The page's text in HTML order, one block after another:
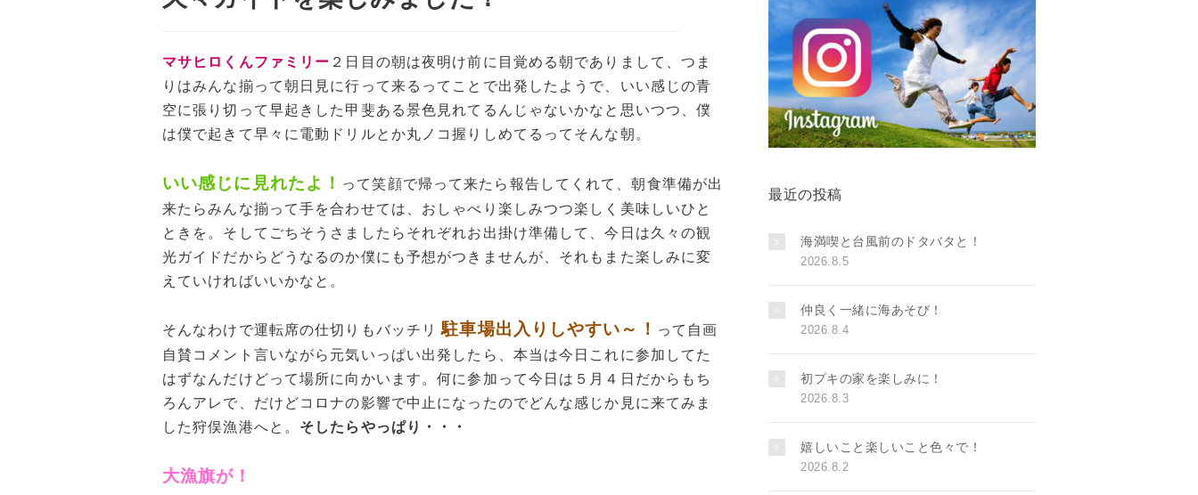
マサヒロくんファミリー ２日目の朝は夜明け前に目覚める朝でありまして、つま
りはみんな揃って朝日見に行って来るってことで出発したようで、いい感じの青
空に張り切って早起きした甲斐ある景色見れてるんじゃないかなと思いつつ、僕
は僕で起きて早々に電動ドリルとか丸ノコ握りしめてるってそんな朝。
いい感じに見れたよ！ って笑顔で帰って来たら報告してくれて、朝食準備が出
来たらみんな揃って手を合わせては、おしゃべり楽しみつつ楽しく美味しいひと
ときを。そしてごちそうさましたらそれぞれお出掛け準備して、今日は久々の観
光ガイドだからどうなるのか僕にも予想がつきませんが、それもまた楽しみに変
えていければいいかなと。
そんなわけで運転席の仕切りもバッチリ駐車場出入りしやすい～！ って自画
自賛コメント言いながら元気いっぱい出発したら、本当は今日これに参加してた
はずなんだけどって場所に向かいます。何に参加って今日は５月４日だからもち
ろんアレで、だけどコロナの影響で中止になったのでどんな感じか見に来てみま
した狩俣漁港へと。 そしたらやっぱり・・・
大漁旗が！
最近の投稿
海満喫と台風前のドタバタと！
2026.8.5
仲良く一緒に海あそび！
2026.8.4
初プキの家を楽しみに！
2026.8.3
嬉しいこと楽しいこと色々で！
2026.8.2